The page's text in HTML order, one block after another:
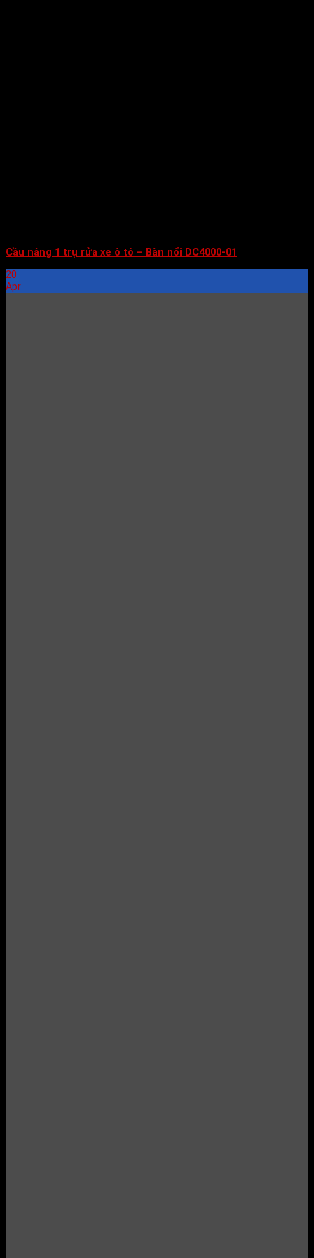
Cầu nâng 1 trụ rửa xe ô tô – Bàn nổi DC4000-01
20
Apr